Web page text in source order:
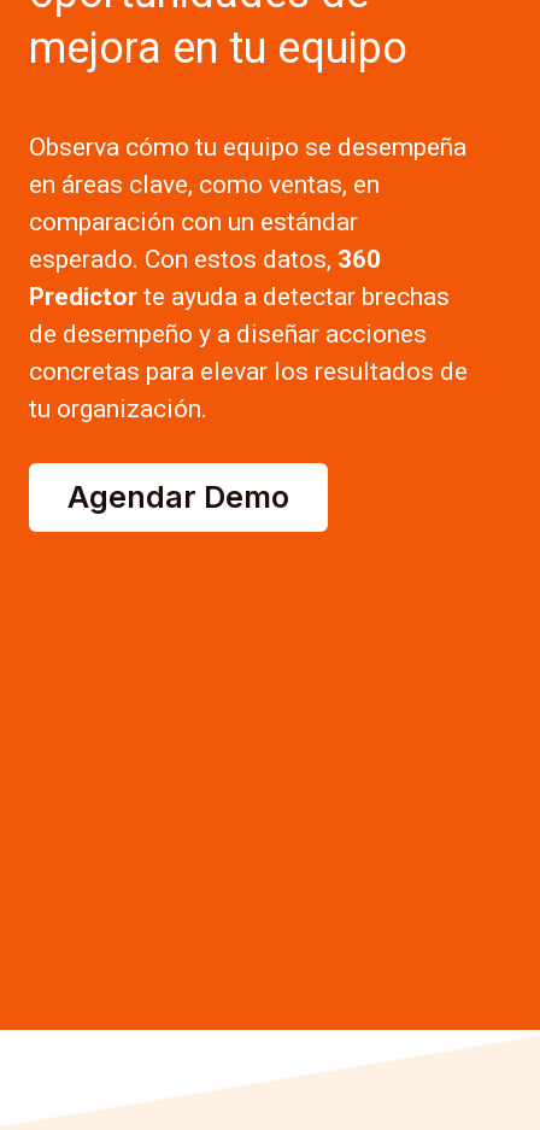
mejora en tu equipo
Observa cómo tu equipo se desempeña
en áreas clave, como ventas, en
comparación con un estándar
esperado. Con estos datos, 360
Predictor te ayuda a detectar brechas
de desempeño y a diseñar acciones
concretas para elevar los resultados de
tu organización.
Agendar Demo